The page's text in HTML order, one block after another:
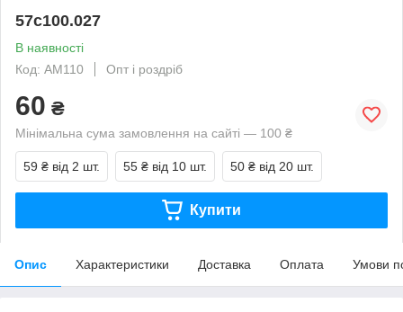
57с100.027
В наявності
Код: АМ110
Опт і роздріб
60 ₴
Мінімальна сума замовлення на сайті — 100 ₴
59 ₴ від 2 шт. 55 ₴ від 10 шт. 50 ₴ від 20 шт.
Купити
Опис Характеристики Доставка Оплата Умови